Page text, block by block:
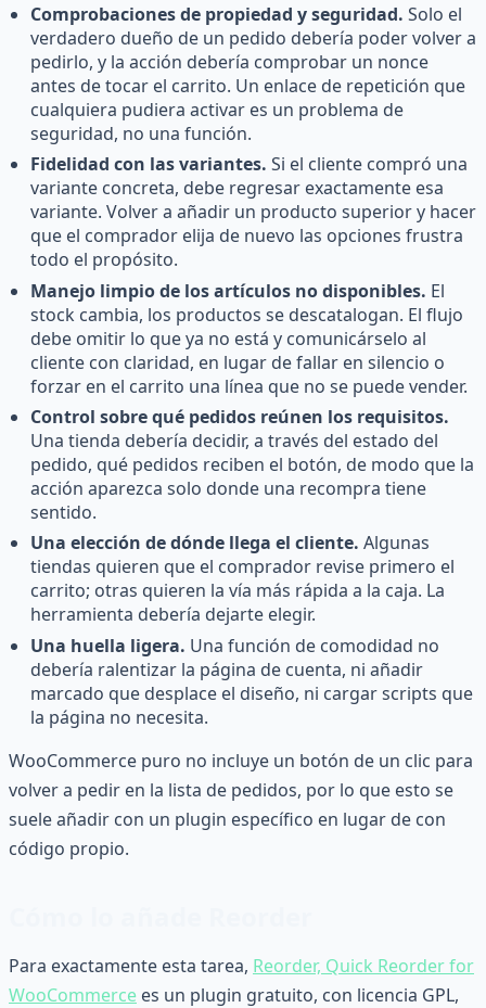
Comprobaciones de propiedad y seguridad. Solo el
verdadero dueño de un pedido debería poder volver a
pedirlo, y la acción debería comprobar un nonce
antes de tocar el carrito. Un enlace de repetición que
cualquiera pudiera activar es un problema de
seguridad, no una función.
Fidelidad con las variantes. Si el cliente compró una
variante concreta, debe regresar exactamente esa
variante. Volver a añadir un producto superior y hacer
que el comprador elija de nuevo las opciones frustra
todo el propósito.
Manejo limpio de los artículos no disponibles. El
stock cambia, los productos se descatalogan. El flujo
debe omitir lo que ya no está y comunicárselo al
cliente con claridad, en lugar de fallar en silencio o
forzar en el carrito una línea que no se puede vender.
Control sobre qué pedidos reúnen los requisitos.
Una tienda debería decidir, a través del estado del
pedido, qué pedidos reciben el botón, de modo que la
acción aparezca solo donde una recompra tiene
sentido.
Una elección de dónde llega el cliente. Algunas
tiendas quieren que el comprador revise primero el
carrito; otras quieren la vía más rápida a la caja. La
herramienta debería dejarte elegir.
Una huella ligera. Una función de comodidad no
debería ralentizar la página de cuenta, ni añadir
marcado que desplace el diseño, ni cargar scripts que
la página no necesita.
WooCommerce puro no incluye un botón de un clic para
volver a pedir en la lista de pedidos, por lo que esto se
suele añadir con un plugin específico en lugar de con
código propio.
Para exactamente esta tarea, Reorder, Quick Reorder for
WooCommerce es un plugin gratuito, con licencia GPL,